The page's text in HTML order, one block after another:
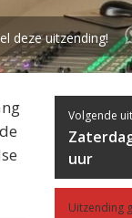
deze uitzending!
Volgende
uur
Uitzending